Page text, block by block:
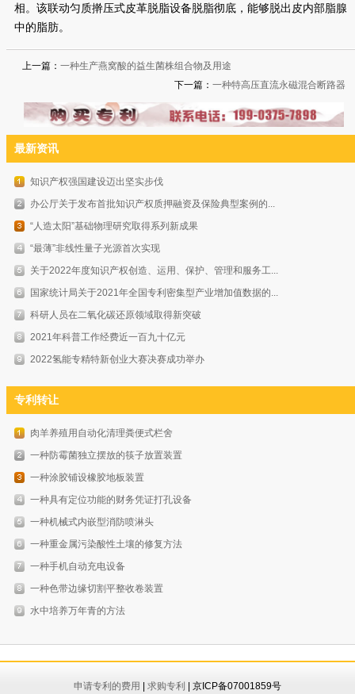
相。该联动匀质擀压式皮革脱脂设备脱脂彻底，能够脱出皮内部脂腺
中的脂肪。
上一篇： 一种生产燕窝酸的益生菌株组合物及用途
下一篇： 一种特高压直流永磁混合断路器
最新资讯
知识产权强国建设迈出坚实步伐
办公厅关于发布首批知识产权质押融资及保险典型案例的...
“人造太阳”基础物理研究取得系列新成果
“最薄”非线性量子光源首次实现
关于2022年度知识产权创造、运用、保护、管理和服务工...
国家统计局关于2021年全国专利密集型产业增加值数据的...
科研人员在二氧化碳还原领域取得新突破
2021年科普工作经费近一百九十亿元
2022氢能专精特新创业大赛决赛成功举办
专利转让
肉羊养殖用自动化清理粪便式栏舍
一种防霉菌独立摆放的筷子放置装置
一种涂胶铺设橡胶地板装置
一种具有定位功能的财务凭证打孔设备
一种机械式内嵌型消防喷淋头
一种重金属污染酸性土壤的修复方法
一种手机自动充电设备
一种色带边缘切割平整收卷装置
水中培养万年青的方法
申请专利的费用 求购专利 | 京ICP备07001859号